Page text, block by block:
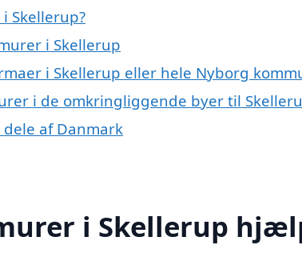
Skellerup?
i Skellerup
i Skellerup eller hele Nyborg
i de omkringliggende byer til
af Danmark
i Skellerup